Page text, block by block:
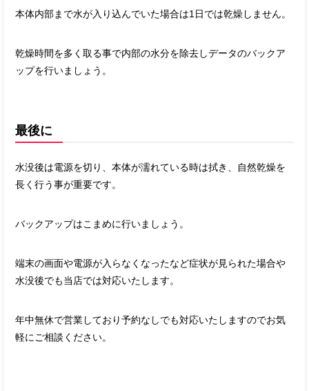
本体内部まで水が入り込んでいた場合は1日では乾燥しません。
乾燥時間を多く取る事で内部の水分を除去しデータのバックア
ップを行いましょう。
最後に
水没後は電源を切り、本体が濡れている時は拭き、自然乾燥を
長く行う事が重要です。
バックアップはこまめに行いましょう。
端末の画面や電源が入らなくなったなど症状が見られた場合や
水没後でも当店では対応いたします。
年中無休で営業しており予約なしでも対応いたしますのでお気
軽にご相談ください。